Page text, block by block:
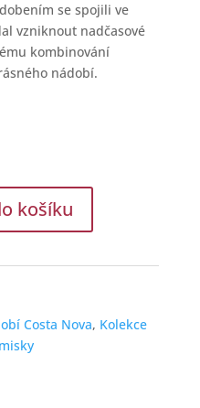
se spojili ve
vzniknout nadčasové
kombinování
nádobí.
košíku
Costa Nova, Kolekce